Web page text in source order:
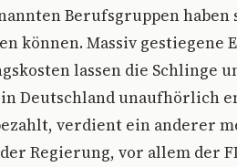
Berufsgruppen
können. Massiv
lassen die Schlinge
Deutschland unaufhörlich
verdient ein anderer
Regierung, vor allem der